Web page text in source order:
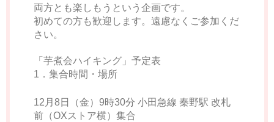
両方とも楽しもうという企画です。
初めての方も歓迎します。遠慮なくご参加くだ
さい。
「芋煮会ハイキング」予定表
1．集合時間・場所
12月8日（金）9時30分 小田急線 秦野駅 改札
前（OXストア横）集合